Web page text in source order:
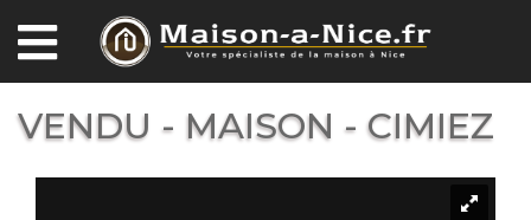
VENDU - MAISON - CIMIEZ